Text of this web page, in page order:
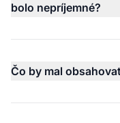
bolo nepríjemné?
Čo by mal